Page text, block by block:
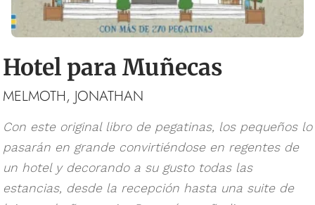
Hotel para Muñecas
MELMOTH, JONATHAN
Con este original libro de pegatinas, los pequeños lo
pasarán en grande convirtiéndose en regentes de
un hotel y decorando a su gusto todas las
estancias, desde la recepción hasta una suite de